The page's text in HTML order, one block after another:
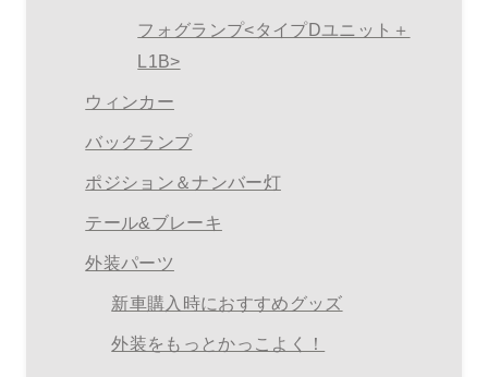
フォグランプ<タイプDユニット＋
L1B>
ウィンカー
バックランプ
ポジション＆ナンバー灯
テール&ブレーキ
外装パーツ
新車購入時におすすめグッズ
外装をもっとかっこよく！